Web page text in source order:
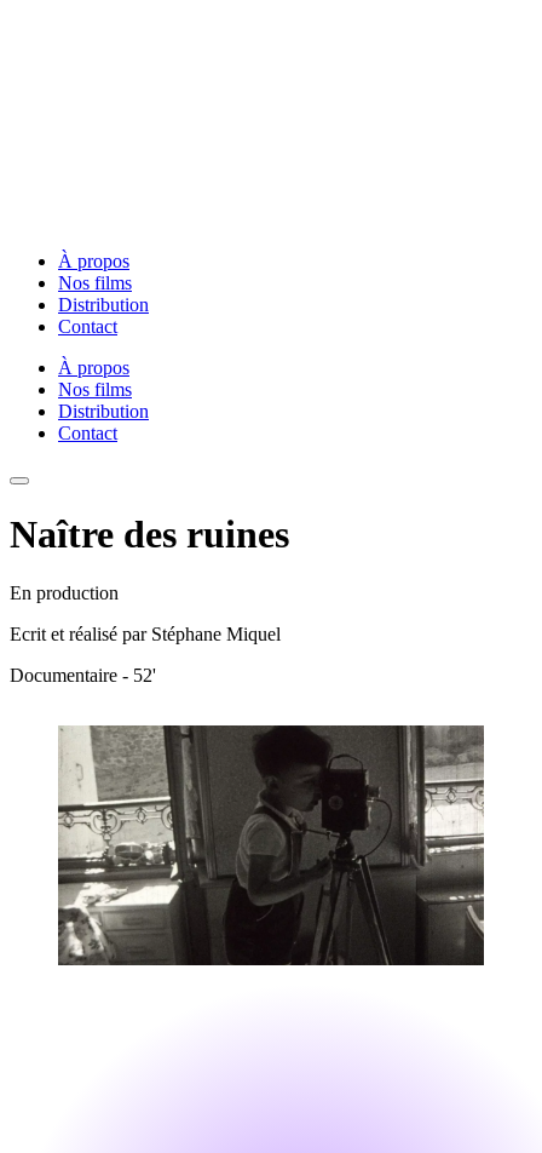
À propos
Nos films
Distribution
Contact
À propos
Nos films
Distribution
Contact
Naître des ruines
En production
Ecrit et réalisé par Stéphane Miquel
Documentaire - 52'